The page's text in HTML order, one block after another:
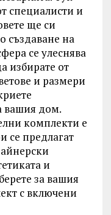
специалисти и
ще си
създаване на
се улеснява
избирате от
и размери
вашия дом.
комплекти е
се предлагат
и
за вашия
с включени